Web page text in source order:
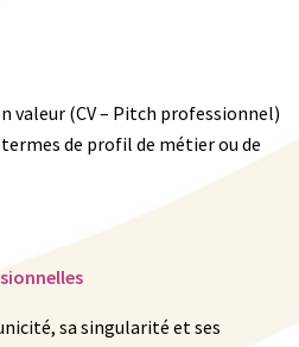
valeur (CV – Pitch professionnel)
de profil de métier ou de
sa singularité et ses